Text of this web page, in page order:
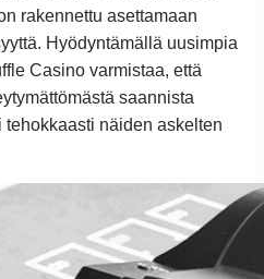
rakennettu asettamaan
Hyödyntämällä uusimpia
Casino varmistaa, että
saannista
näiden askelten